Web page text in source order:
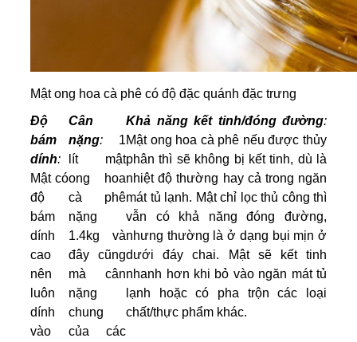
Mật ong hoa cà phê có độ đặc quánh đặc trưng
Độ
bám
dính:
Mật có
độ
bám
dính
cao
nên
luôn
dính
vào
Cân
nặng: 1
lít mật
ong hoa
cà phê
nặng
1.4kg và
đây cũng
mà cân
nặng
chung
của các
Khả năng kết tinh/đóng đường:
Mật ong hoa cà phê nếu được thủy
phân thì sẽ không bị kết tinh, dù là
nhiệt độ thường hay cả trong ngăn
mát tủ lạnh. Mật chỉ lọc thủ công thì
vẫn có khả năng đóng đường,
nhưng thường là ở dạng bụi mịn ở
dưới đáy chai. Mật sẽ kết tinh
nhanh hơn khi bỏ vào ngăn mát tủ
lạnh hoặc có pha trộn các loại
chất/thực phẩm khác.